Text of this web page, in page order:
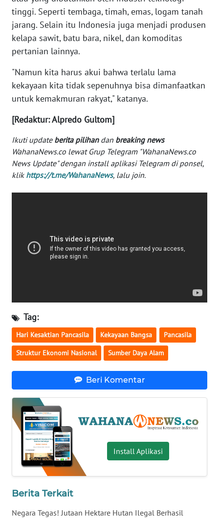
tinggi. Seperti tembaga, timah, emas, logam tanah
jarang. Selain itu Indonesia juga menjadi produsen
kelapa sawit, batu bara, nikel, dan komoditas
pertanian lainnya.
"Namun kita harus akui bahwa terlalu lama
kekayaan kita tidak sepenuhnya bisa dimanfaatkan
untuk kemakmuran rakyat," katanya.
[Redaktur: Alpredo Gultom]
Ikuti update berita pilihandan breaking news
WahanaNews.co lewat Grup Telegram "WahanaNews.co
News Update" dengan install aplikasi Telegram di ponsel,
klik https://t.me/WahanaNews, lalu join.
Tag:
Hari Kesaktian Pancasila Kekayaan Bangsa Pancasila
Struktur Ekonomi Nasional Sumber Daya Alam
Beri Komentar
Install Aplikasi
Berita Terkait
Negara Tegas! Jutaan Hektare Hutan Ilegal Berhasil
WN
PAPUA
BARAT
RIAU
WN
JAMBI
WN
SULTRA
WN
SULTENG
WN
BABEL
WN
SUMBAR
SUMSEL
WN
BENGKULU
WN
LAMPUNG
WN